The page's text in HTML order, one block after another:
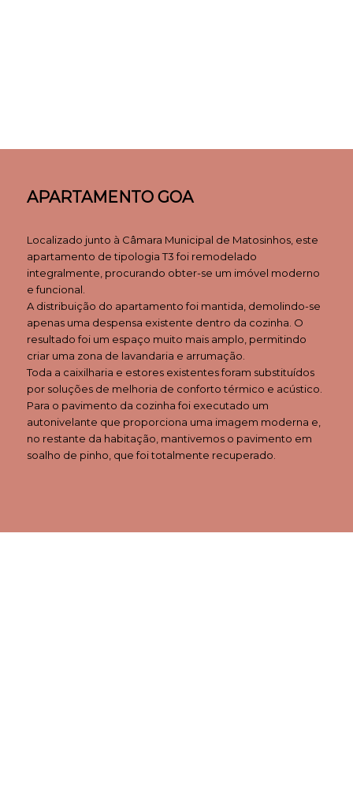
APARTAMENTO GOA
Localizado junto à Câmara Municipal de Matosinhos, este
apartamento de tipologia T3 foi remodelado
integralmente, procurando obter-se um imóvel moderno
e funcional.
A distribuição do apartamento foi mantida, demolindo-se
apenas uma despensa existente dentro da cozinha. O
resultado foi um espaço muito mais amplo, permitindo
criar uma zona de lavandaria e arrumação.
Toda a caixilharia e estores existentes foram substituídos
por soluções de melhoria de conforto térmico e acústico.
Para o pavimento da cozinha foi executado um
autonivelante que proporciona uma imagem moderna e,
no restante da habitação, mantivemos o pavimento em
soalho de pinho, que foi totalmente recuperado.